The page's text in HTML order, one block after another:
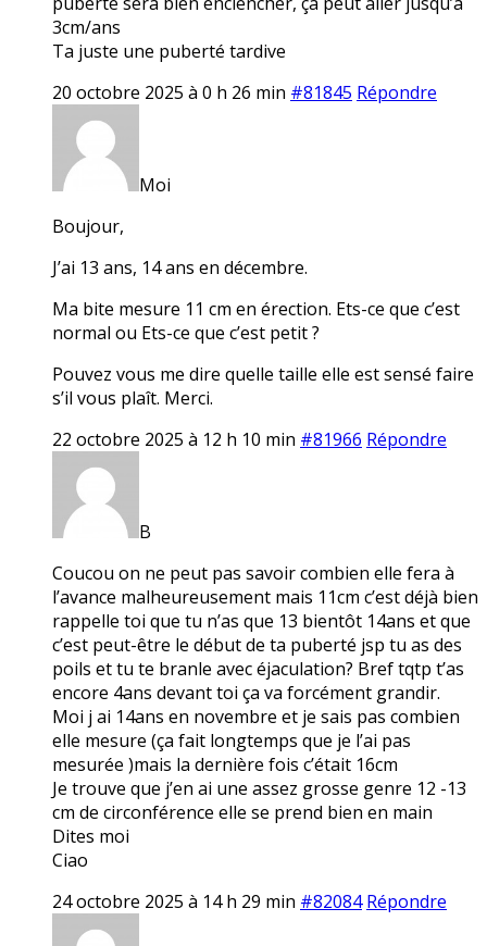
3cm/ans
Ta juste une puberté tardive
20 octobre 2025 à 0 h 26 min #81845 Répondre
Moi
Boujour,
J’ai 13 ans, 14 ans en décembre.
Ma bite mesure 11 cm en érection. Ets-ce que c’est
normal ou Ets-ce que c’est petit ?
Pouvez vous me dire quelle taille elle est sensé faire
s’il vous plaît. Merci.
22 octobre 2025 à 12 h 10 min #81966 Répondre
B
Coucou on ne peut pas savoir combien elle fera à
l’avance malheureusement mais 11cm c’est déjà bien
rappelle toi que tu n’as que 13 bientôt 14ans et que
c’est peut-être le début de ta puberté jsp tu as des
poils et tu te branle avec éjaculation? Bref tqtp t’as
encore 4ans devant toi ça va forcément grandir.
Moi j ai 14ans en novembre et je sais pas combien
elle mesure (ça fait longtemps que je l’ai pas
mesurée )mais la dernière fois c’était 16cm
Je trouve que j’en ai une assez grosse genre 12 -13
cm de circonférence elle se prend bien en main
Dites moi
Ciao
24 octobre 2025 à 14 h 29 min #82084 Répondre